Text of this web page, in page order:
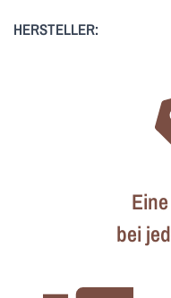
HERSTELLER:
bei